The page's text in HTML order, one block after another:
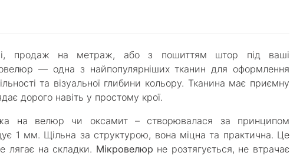
продаж на метраж, або з пошиттям штор під ваші
— одна з найпопулярніших тканин для оформлення
та візуальної глибини кольору. Тканина має приємну
дорого навіть у простому крої.
на велюр чи оксамит – створювалася за принципом
1 мм. Щільна за структурою, вона міцна та практична. Це
лягає на складки. Мікровелюр не розтягується, не втрачає